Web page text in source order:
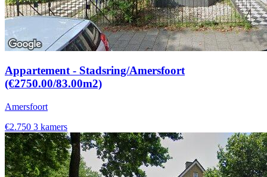
Appartement - Stadsring/Amersfoort
(€2750.00/83.00m2)
Amersfoort
€2.750 3 kamers